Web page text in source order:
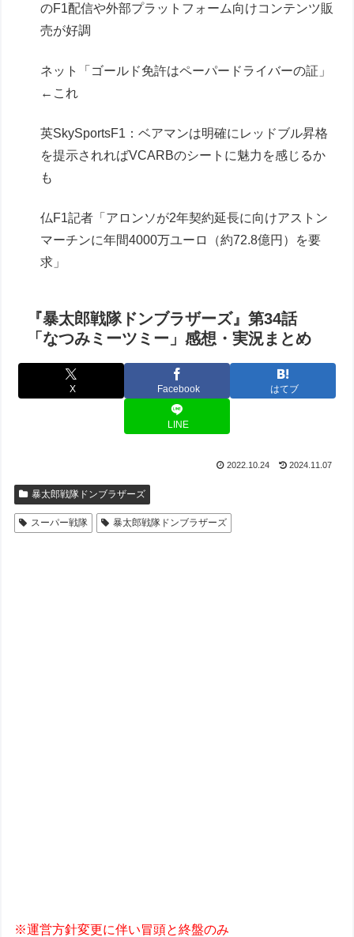
のF1配信や外部プラットフォーム向けコンテンツ販
売が好調
ネット「ゴールド免許はペーパードライバーの証」
←これ
英SkySportsF1：ベアマンは明確にレッドブル昇格
を提示されればVCARBのシートに魅力を感じるか
も
仏F1記者「アロンソが2年契約延長に向けアストン
マーチンに年間4000万ユーロ（約72.8億円）を要
求」
『暴太郎戦隊ドンブラザーズ』第34話
「なつみミーツミー」感想・実況まとめ
X Facebook はてブ
LINE
2022.10.24 2024.11.07
暴太郎戦隊ドンブラザーズ
スーパー戦隊 暴太郎戦隊ドンブラザーズ
※運営方針変更に伴い冒頭と終盤のみ